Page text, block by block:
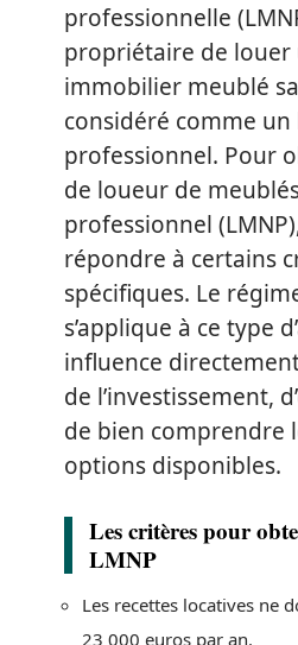
professionnelle
propriétaire de louer
immobilier meublé
considéré comme
professionnel. Pour
de loueur de
professionnel
répondre à certains
spécifiques. Le
s’applique à ce type
influence
de l’investissement,
de bien comprendre
options disponibles.
Les critères pour
LMNP
Les recettes locatives ne
23 000 euros par an.